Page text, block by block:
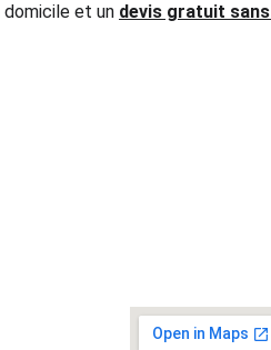
domicile et un devis gratuit sans